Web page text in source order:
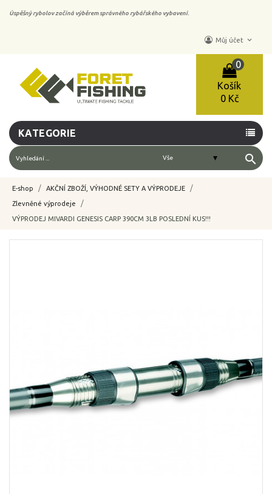
Úspěšný rybolov začíná výběrem správného rybářského vybavení.
Můj účet keyboard_arrow_down
Košík
0
0 Kč
KATEGORIE
search
E-shop AKČNÍ ZBOŽÍ, VÝHODNÉ SETY A VÝPRODEJE
Zlevněné výprodeje
VÝPRODEJ MIVARDI GENESIS CARP 390CM 3LB POSLEDNÍ KUS!!!